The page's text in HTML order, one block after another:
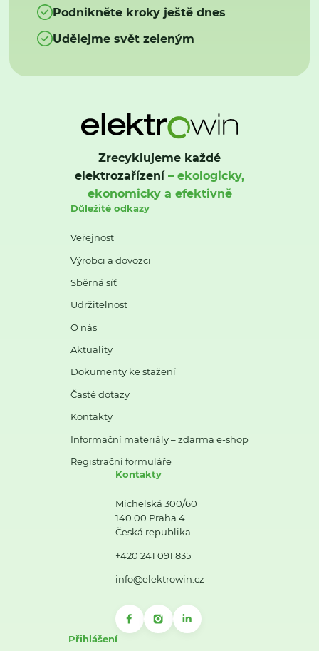
Podnikněte kroky ještě dnes
Udělejme svět zeleným
Zrecyklujeme každé
elektrozařízení– ekologicky,
ekonomicky a efektivně
Důležité odkazy
Veřejnost
Výrobci a dovozci
Sběrná síť
Udržitelnost
O nás
Aktuality
Dokumenty ke stažení
Časté dotazy
Kontakty
Informační materiály – zdarma e-shop
Registrační formuláře
Kontakty
Michelská 300/60
140 00 Praha 4
Česká republika
+420 241 091 835
info@elektrowin.cz
Přihlášení